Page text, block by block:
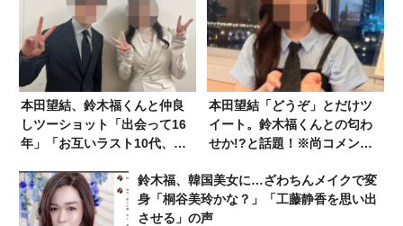
本田望結、鈴木福くんと仲良
しツーショット「出会って16
年」「お互いラスト10代、楽
深投稿か
本田望結「どうぞ」とだけツ
イート。鈴木福くんとの匂わ
せか!?と話題！※尚コメント
鈴木福、韓国美女に…ざわちんメイクで変
身「桐谷美玲かな？」「工藤静香を思い出
させる」の声